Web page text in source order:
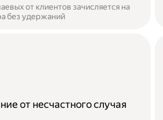
от клиентов зачисляется на
без удержаний
от несчастного случая